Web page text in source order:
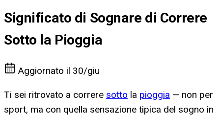
Significato di Sognare di Correre
Sotto la Pioggia
Aggiornato il 30/giu
Ti sei ritrovato a correre sotto la pioggia — non per
sport, ma con quella sensazione tipica del sogno in